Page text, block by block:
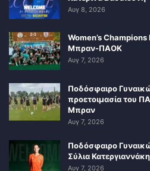
Αυγ 8, 2026
Women’s
Μπραν-ΠΑΟΚ
Αυγ 7, 2026
Ποδόσφαιρο
προετοιμασία του
Μπραν
Αυγ 7, 2026
Ποδόσφαιρο
Σύλια Κατεργιαννάκη
Αυγ 7, 2026